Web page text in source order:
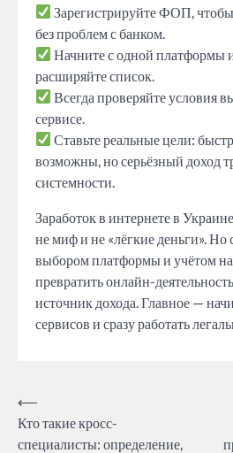
Зарегистрируйте ФОП, чтобы
без проблем с банком.
Начните с одной платформы
расширяйте список.
Всегда проверяйте условия
сервисе.
Ставьте реальные цели:
возможны, но серьёзный доход
системности.
Заработок в интернете в
не миф и не «лёгкие деньги».
выбором платформы и учётом
превратить онлайн-
источник дохода. Главное —
сервисов и сразу работать
Post
navigation
⟵
Кто такие кросс-
специалисты: определение,